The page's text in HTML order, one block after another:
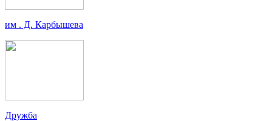
им . Д. Карбышева
Дружба